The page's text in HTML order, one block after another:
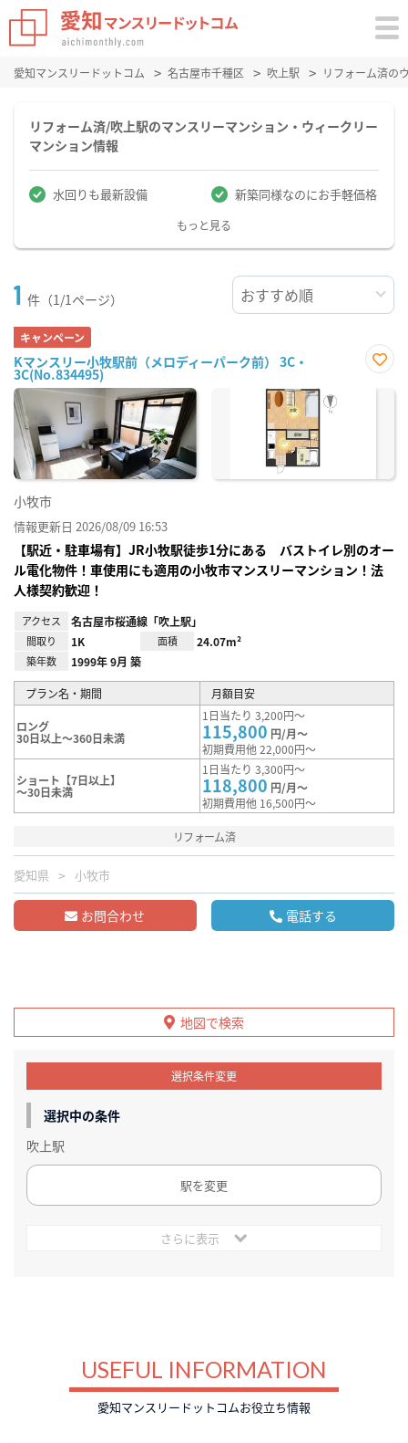
愛知マンスリードットコム 名古屋市千種区 吹上駅 リフォーム済の
リフォーム済/吹上駅のマンスリーマンション・ウィークリー
マンション情報
水回りも最新設備 新築同様なのにお手軽価格
もっと見る
1 件（1/1ページ）
キャンペーン
Kマンスリー小牧駅前（メロディーパーク前） 3C・
3C(No.834495)
に入
小牧市
情報更新日 2026/08/09 16:53
【駅近・駐車場有】JR小牧駅徒歩1分にある バストイレ別のオー
ル電化物件！車使用にも適用の小牧市マンスリーマンション！法
人様契約歓迎！
アクセス 名古屋市桜通線「吹上駅」
間取り 1K 面積 24.07m²
築年数 1999年 9月 築
プラン名・期間 月額目安
ロング
30日以上～360日未満
1日当たり 3,200円～
115,800 円/月～
初期費用他 22,000円～
ショート【7日以上】
～30日未満
1日当たり 3,300円～
118,800 円/月～
初期費用他 16,500円～
リフォーム済
愛知県 小牧市
お問合わせ 電話する
地図で検索
選択条件変更
選択中の条件
吹上駅
駅を変更
さらに表示
USEFUL INFORMATION
愛知マンスリードットコムお役立ち情報